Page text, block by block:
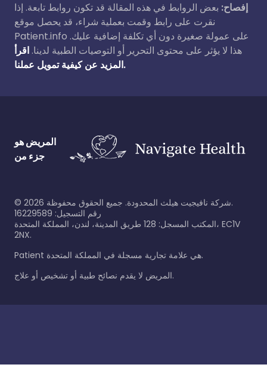
إفصاح: بعض الروابط في هذه المقالة قد تكون روابط تابعة. إذا
نقرت على رابط وقمت بعملية شراء، قد يحصل موقع
Patient.info على عمولة صغيرة دون أي تكلفة إضافية عليك.
هذا لا يؤثر على محتوى التحرير أو التوصيات الطبية لدينا. اقرأ
المزيد عن كيفية تمويل عملنا.
المريض هو
جزء من
© 2026
شركة نافيجيت هيلث المحدودة. جميع الحقوق محفوظة.
رقم التسجيل: 16229589
المكتب المسجل: 128 طريق المدينة، لندن، المملكة المتحدة، EC1V
2NX.
Patient هي علامة تجارية مسجلة في المملكة المتحدة.
المريض لا يقدم نصائح طبية أو تشخيص أو علاج.